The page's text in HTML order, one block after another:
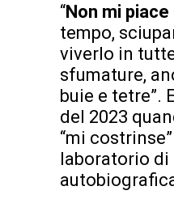
“Non mi piace
tempo,
viverlo in
sfumature,
buie e tetre”.
del 2023
“mi
laboratorio